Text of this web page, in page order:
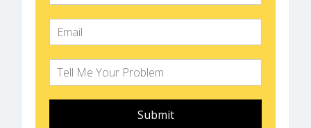
Submit